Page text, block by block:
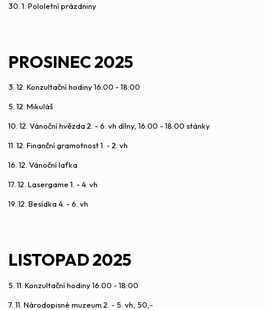
30. 1. Pololetní prázdniny
PROSINEC 2025
3. 12. Konzultační hodiny 16:00 - 18:00
5. 12. Mikuláš
10. 12. Vánoční hvězda 2. - 6. vh dílny, 16:00 - 18:00 stánky
11. 12. Finanční gramotnost 1. - 2. vh
16. 12. Vánoční laťka
17. 12. Lasergame 1. - 4. vh
19. 12. Besídka 4. - 6. vh
LISTOPAD 2025
5. 11. Konzultační hodiny 16:00 - 18:00
7. 11. Národopisné muzeum 2. - 5. vh, 50,-